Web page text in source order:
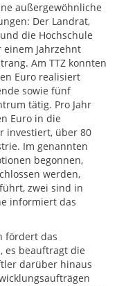
außergewöhnliche
Der Landrat,
die Hochschule
Jahrzehnt
Am TTZ konnten
Euro realisiert
sowie fünf
tätig. Pro Jahr
Euro in die
investiert, über 80
Im genannten
begonnen,
werden,
zwei sind in
informiert das
fördert das
es beauftragt die
darüber hinaus